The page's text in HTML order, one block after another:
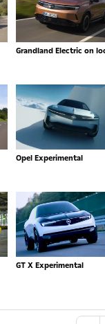
Grandland Electric on
Opel Experimental
GT X Experimental